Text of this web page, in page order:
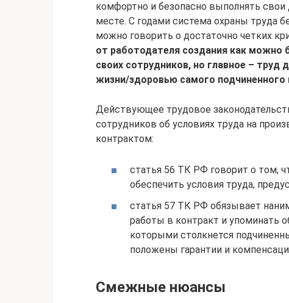
комфортно и безопасно выполнять
месте. С годами система охраны труда
можно говорить о достаточно четких
от работодателя создания как
своих сотрудников, но главное –
жизни/здоровью самого подчиненного
Действующее трудовое
сотрудников об условиях труда на
контрактом:
статья 56 ТК РФ говорит о том,
обеспечить условия труда,
статья 57 ТК РФ обязывает
работы в контракт и упоминать
которыми столкнется
положены гарантии и
Смежные нюансы